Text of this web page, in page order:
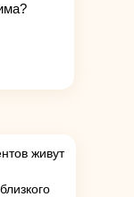
живут